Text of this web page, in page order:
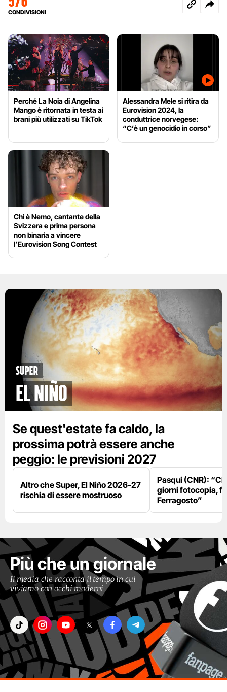
CONDIVISIONI
Perché La Noia di Angelina
Mango è ritornata in testa ai
brani più utilizzati su TikTok
Alessandra Mele si ritira da
Eurovision 2024, la
conduttrice norvegese:
“C’è un genocidio in corso”
Chi è Nemo, cantante della
Svizzera e prima persona
non binaria a vincere
l’Eurovision Song Contest
Super
El Niño
Se quest'estate fa caldo, la
prossima potrà essere anche
peggio: le previsioni 2027
Altro che Super, El Niño 2026-27
rischia di essere mostruoso
Pasqui (CNR):
giorni fotocopia,
Ferragosto”
Più che un giornale
Il media che racconta il tempo in cui
viviamo con occhi moderni